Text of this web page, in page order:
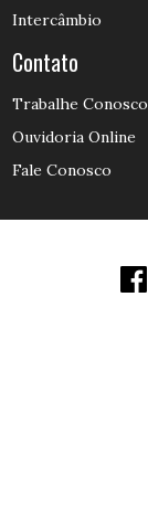
Intercâmbio
Contato
Trabalhe Conosco
Ouvidoria Online
Fale Conosco